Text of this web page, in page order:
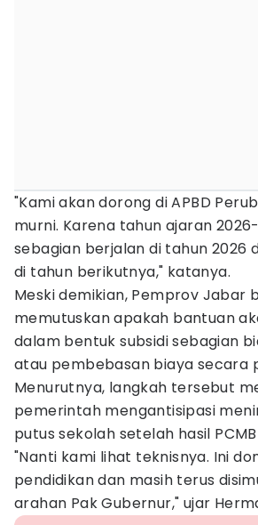
"Kami akan dorong di APBD
murni. Karena tahun ajaran
sebagian berjalan di tahun 2026
di tahun berikutnya," katanya.
Meski demikian, Pemprov Jabar
memutuskan apakah bantuan
dalam bentuk subsidi sebagian
atau pembebasan biaya secara
Menurutnya, langkah tersebut
pemerintah mengantisipasi
putus sekolah setelah hasil
"Nanti kami lihat teknisnya. Ini
pendidikan dan masih terus
arahan Pak Gubernur," ujar